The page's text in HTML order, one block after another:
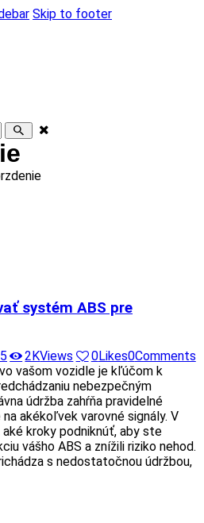
Skip to footer
systém ABS pre
2KViews 0Likes0Comments
vašom vozidle je kľúčom k
nebezpečným
údržba zahŕňa pravidelné
akékoľvek varovné signály. V
kroky podniknúť, aby ste
vášho ABS a znížili riziko nehod.
s nedostatočnou údržbou,